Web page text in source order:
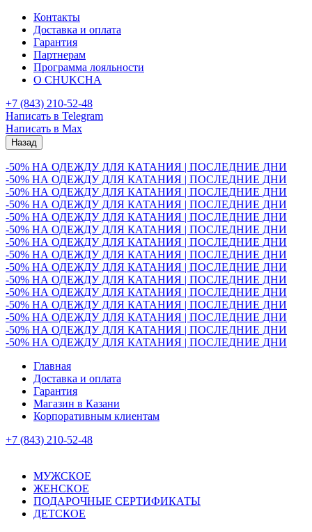
Контакты
Доставка и оплата
Гарантия
Партнерам
Программа лояльности
О CHUKCHA
+7 (843) 210-52-48
Написать в Telegram
Написать в Max
Назад
-50% НА ОДЕЖДУ ДЛЯ КАТАНИЯ | ПОСЛЕДНИЕ ДНИ
-50% НА ОДЕЖДУ ДЛЯ КАТАНИЯ | ПОСЛЕДНИЕ ДНИ
-50% НА ОДЕЖДУ ДЛЯ КАТАНИЯ | ПОСЛЕДНИЕ ДНИ
-50% НА ОДЕЖДУ ДЛЯ КАТАНИЯ | ПОСЛЕДНИЕ ДНИ
-50% НА ОДЕЖДУ ДЛЯ КАТАНИЯ | ПОСЛЕДНИЕ ДНИ
-50% НА ОДЕЖДУ ДЛЯ КАТАНИЯ | ПОСЛЕДНИЕ ДНИ
-50% НА ОДЕЖДУ ДЛЯ КАТАНИЯ | ПОСЛЕДНИЕ ДНИ
-50% НА ОДЕЖДУ ДЛЯ КАТАНИЯ | ПОСЛЕДНИЕ ДНИ
-50% НА ОДЕЖДУ ДЛЯ КАТАНИЯ | ПОСЛЕДНИЕ ДНИ
-50% НА ОДЕЖДУ ДЛЯ КАТАНИЯ | ПОСЛЕДНИЕ ДНИ
-50% НА ОДЕЖДУ ДЛЯ КАТАНИЯ | ПОСЛЕДНИЕ ДНИ
-50% НА ОДЕЖДУ ДЛЯ КАТАНИЯ | ПОСЛЕДНИЕ ДНИ
-50% НА ОДЕЖДУ ДЛЯ КАТАНИЯ | ПОСЛЕДНИЕ ДНИ
-50% НА ОДЕЖДУ ДЛЯ КАТАНИЯ | ПОСЛЕДНИЕ ДНИ
-50% НА ОДЕЖДУ ДЛЯ КАТАНИЯ | ПОСЛЕДНИЕ ДНИ
Главная
Доставка и оплата
Гарантия
Магазин в Казани
Корпоративным клиентам
+7 (843) 210-52-48
МУЖСКОЕ
ЖЕНСКОЕ
ПОДАРОЧНЫЕ СЕРТИФИКАТЫ
ДЕТСКОЕ